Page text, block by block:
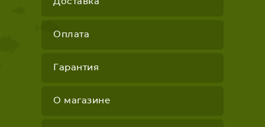
Оплата
Гарантия
О магазине